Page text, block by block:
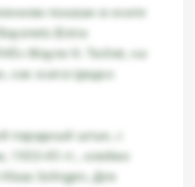
показан в книге
(Extra
Wayne H. Techet, на
как scarce (редко
парадный штык, с
1933-45 гг., клеймо
Solingen, Для